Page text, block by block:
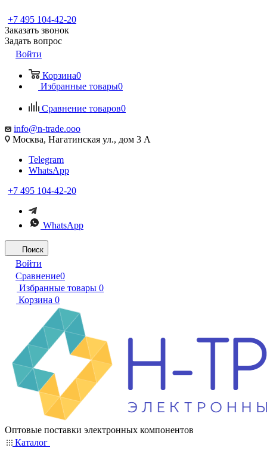
+7 495 104-42-20
Заказать звонок
Задать вопрос
Войти
Корзина0
Избранные товары0
Сравнение товаров0
info@n-trade.ooo
Москва, Нагатинская ул., дом 3 А
Telegram
WhatsApp
+7 495 104-42-20
WhatsApp
Поиск
Войти
Сравнение0
Избранные товары 0
Корзина 0
Оптовые поставки электронных компонентов
Каталог